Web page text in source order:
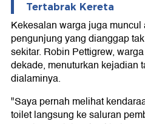
Tertabrak Kereta
Kekesalan warga juga
pengunjung yang dianggap
sekitar. Robin Pettigrew,
dekade, menuturkan kejadian
dialaminya.
"Saya pernah melihat
toilet langsung ke saluran